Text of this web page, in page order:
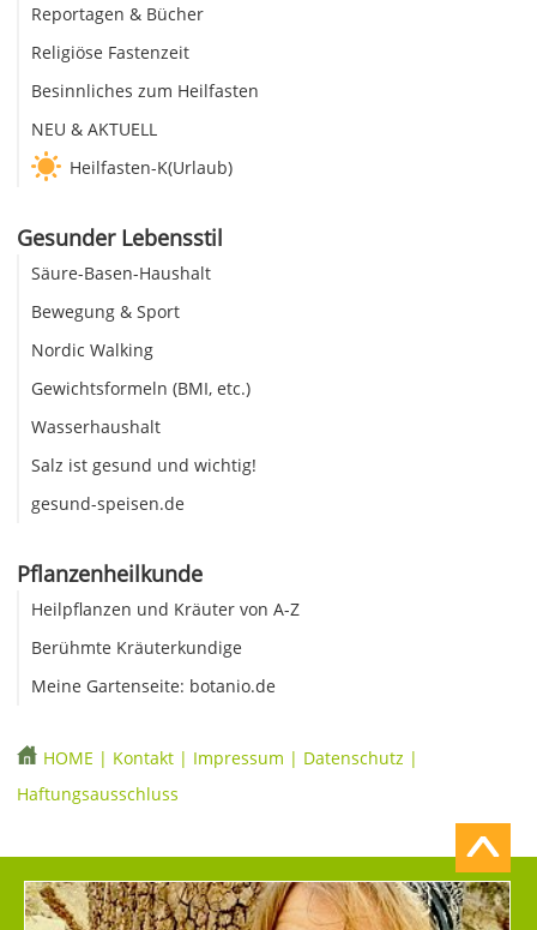
Reportagen & Bücher
Religiöse Fastenzeit
Besinnliches zum Heilfasten
NEU & AKTUELL
Heilfasten-K(Urlaub)
Gesunder Lebensstil
Säure-Basen-Haushalt
Bewegung & Sport
Nordic Walking
Gewichtsformeln (BMI, etc.)
Wasserhaushalt
Salz ist gesund und wichtig!
gesund-speisen.de
Pflanzenheilkunde
Heilpflanzen und Kräuter von A-Z
Berühmte Kräuterkundige
Meine Gartenseite: botanio.de
HOME | Kontakt | Impressum | Datenschutz |
Haftungsausschluss